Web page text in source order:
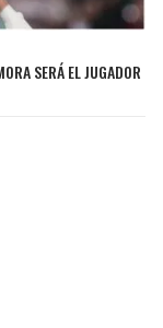
SERÁ EL JUGADOR